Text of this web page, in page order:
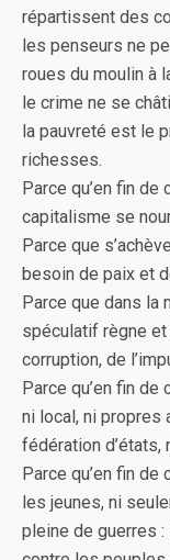
répartissent des
les penseurs ne
roues du moulin à
le crime ne se
la pauvreté est le
richesses.
Parce qu’en fin
capitalisme se
Parce que
besoin de paix et
Parce que dans la
spéculatif règne
corruption, de
Parce qu’en fin de
ni local, ni propres
fédération d’états,
Parce qu’en fin de
les jeunes, ni
pleine de guerres